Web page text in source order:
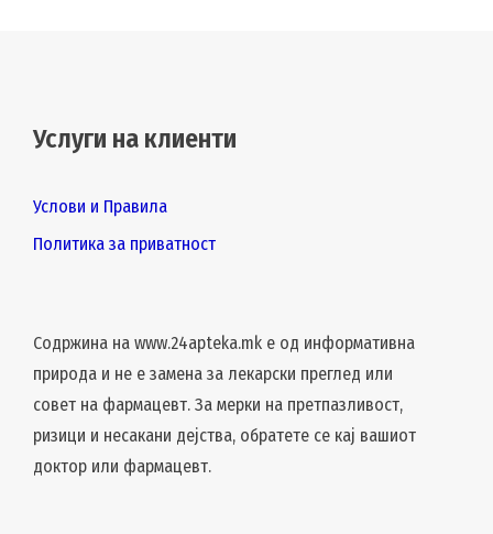
Услуги на клиенти
Услови и Правила
Политика за приватност
Содржина на www.24apteka.mk е од информативна
природа и не е замена за лекарски преглед или
совет на фармацевт. За мерки на претпазливост,
ризици и несакани дејства, обратете се кај вашиот
доктор или фармацевт.